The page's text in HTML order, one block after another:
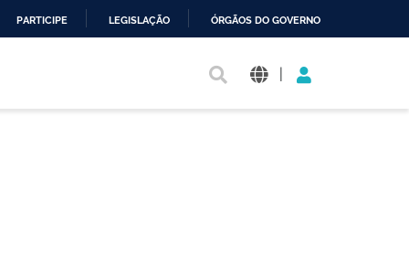
PARTICIPE LEGISLAÇÃO ÓRGÃOS DO GOVERNO
|